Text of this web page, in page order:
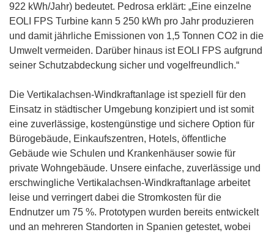
922 kWh/Jahr) bedeutet. Pedrosa erklärt: „Eine einzelne
EOLI FPS Turbine kann 5 250 kWh pro Jahr produzieren
und damit jährliche Emissionen von 1,5 Tonnen CO2 in die
Umwelt vermeiden. Darüber hinaus ist EOLI FPS aufgrund
seiner Schutzabdeckung sicher und vogelfreundlich.“
Die Vertikalachsen-Windkraftanlage ist speziell für den
Einsatz in städtischer Umgebung konzipiert und ist somit
eine zuverlässige, kostengünstige und sichere Option für
Bürogebäude, Einkaufszentren, Hotels, öffentliche
Gebäude wie Schulen und Krankenhäuser sowie für
private Wohngebäude. Unsere einfache, zuverlässige und
erschwingliche Vertikalachsen-Windkraftanlage arbeitet
leise und verringert dabei die Stromkosten für die
Endnutzer um 75 %. Prototypen wurden bereits entwickelt
und an mehreren Standorten in Spanien getestet, wobei